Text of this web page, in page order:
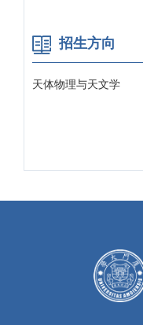
招生方向
天体物理与天文学